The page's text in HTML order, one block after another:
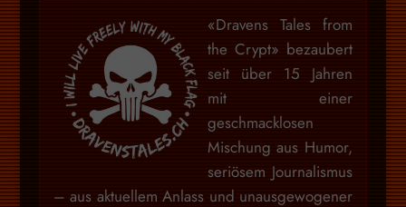
«Dravens Tales from
the Crypt» bezaubert
seit über 15 Jahren
mit einer
geschmacklosen
Mischung aus Humor,
seriösem Journalismus
– aus aktuellem Anlass und unausgewogener